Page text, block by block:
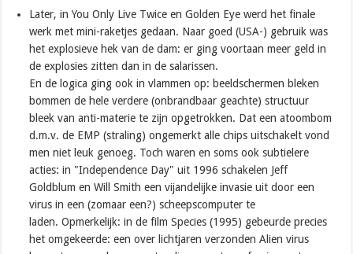
Later, in You Only Live Twice en Golden Eye werd het finale
werk met mini-raketjes gedaan. Naar goed (USA-) gebruik was
het explosieve hek van de dam: er ging voortaan meer geld in
de explosies zitten dan in de salarissen.
En de logica ging ook in vlammen op: beeldschermen bleken
bommen de hele verdere (onbrandbaar geachte) structuur
bleek van anti-materie te zijn opgetrokken. Dat een atoombom
d.m.v. de EMP (straling) ongemerkt alle chips uitschakelt vond
men niet leuk genoeg. Toch waren en soms ook subtielere
acties: in "Independence Day" uit 1996 schakelen Jeff
Goldblum en Will Smith een vijandelijke invasie uit door een
virus in een (zomaar een?) scheepscomputer te
laden. Opmerkelijk: in de film Species (1995) gebeurde precies
het omgekeerde: een over lichtjaren verzonden Alien virus